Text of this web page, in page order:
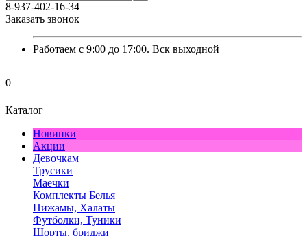
8-937-402-16-34
Заказать звонок
Работаем с 9:00 до 17:00. Вск выходной
0
Каталог
Новинки
Акции
Девочкам
Трусики
Маечки
Комплекты Белья
Пижамы, Халаты
Футболки, Туники
Шорты, бриджи